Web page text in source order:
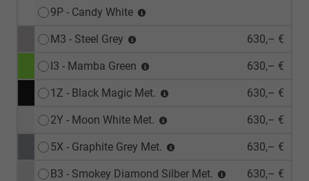
9P - Candy White
M3 - Steel Grey 630,– €
I3 - Mamba Green 630,– €
1Z - Black Magic Met. 630,– €
2Y - Moon White Met. 630,– €
5X - Graphite Grey Met. 630,– €
B3 - Smokey Diamond Silber Met. 630,– €